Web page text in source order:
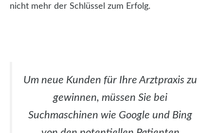
nicht mehr der Schlüssel zum Erfolg.
Um neue Kunden für Ihre Arztpraxis zu
gewinnen, müssen Sie bei
Suchmaschinen wie Google und Bing